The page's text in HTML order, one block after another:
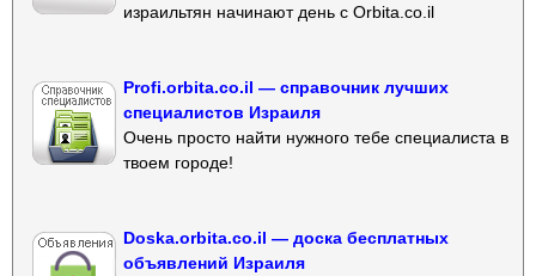
израильтян начинают день с Orbita.co.il
Profi.orbita.co.il — справочник лучших
специалистов Израиля
Очень просто найти нужного тебе специалиста в
твоем городе!
Doska.orbita.co.il — доска бесплатных
объявлений Израиля